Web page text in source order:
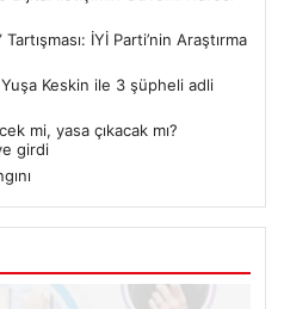
İYİ Parti’nin Araştırma
Keskin ile 3 şüpheli adli
mi, yasa çıkacak mı?
girdi